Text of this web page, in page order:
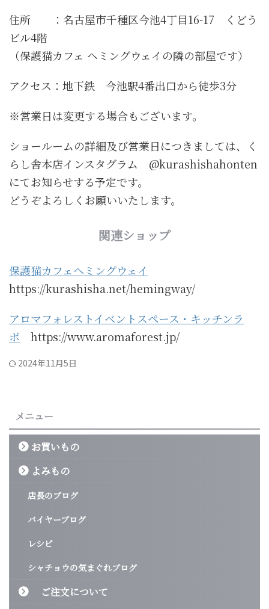
住所 ：名古屋市千種区今池4丁目16-17 くどう
ビル4階
（保護猫カフェ ヘミングウェイの隣の部屋です）
アクセス：地下鉄 今池駅4番出口から徒歩3分
※営業日は変更する場合もございます。
ショールームの詳細及び営業日につきましては、く
らし舎本店インスタグラム @kurashishahonten
にてお知らせする予定です。
どうぞよろしくお願いいたします。
関連ショップ
保護猫カフェヘミングウェイ
https://kurashisha.net/hemingway/
アロマフォレストイベントスペース・キッチンラ
ボ https://www.aromaforest.jp/
2024年11月5日
メニュー
お買いもの
よみもの
店長のブログ
バイヤーブログ
レシピ
シャチョウの気まぐれブログ
ご注文について